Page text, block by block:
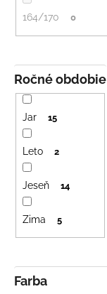
Farba
Ročné obdobie
Jar 15
Leto 2
Jeseň 14
Zima 5
164/170 0